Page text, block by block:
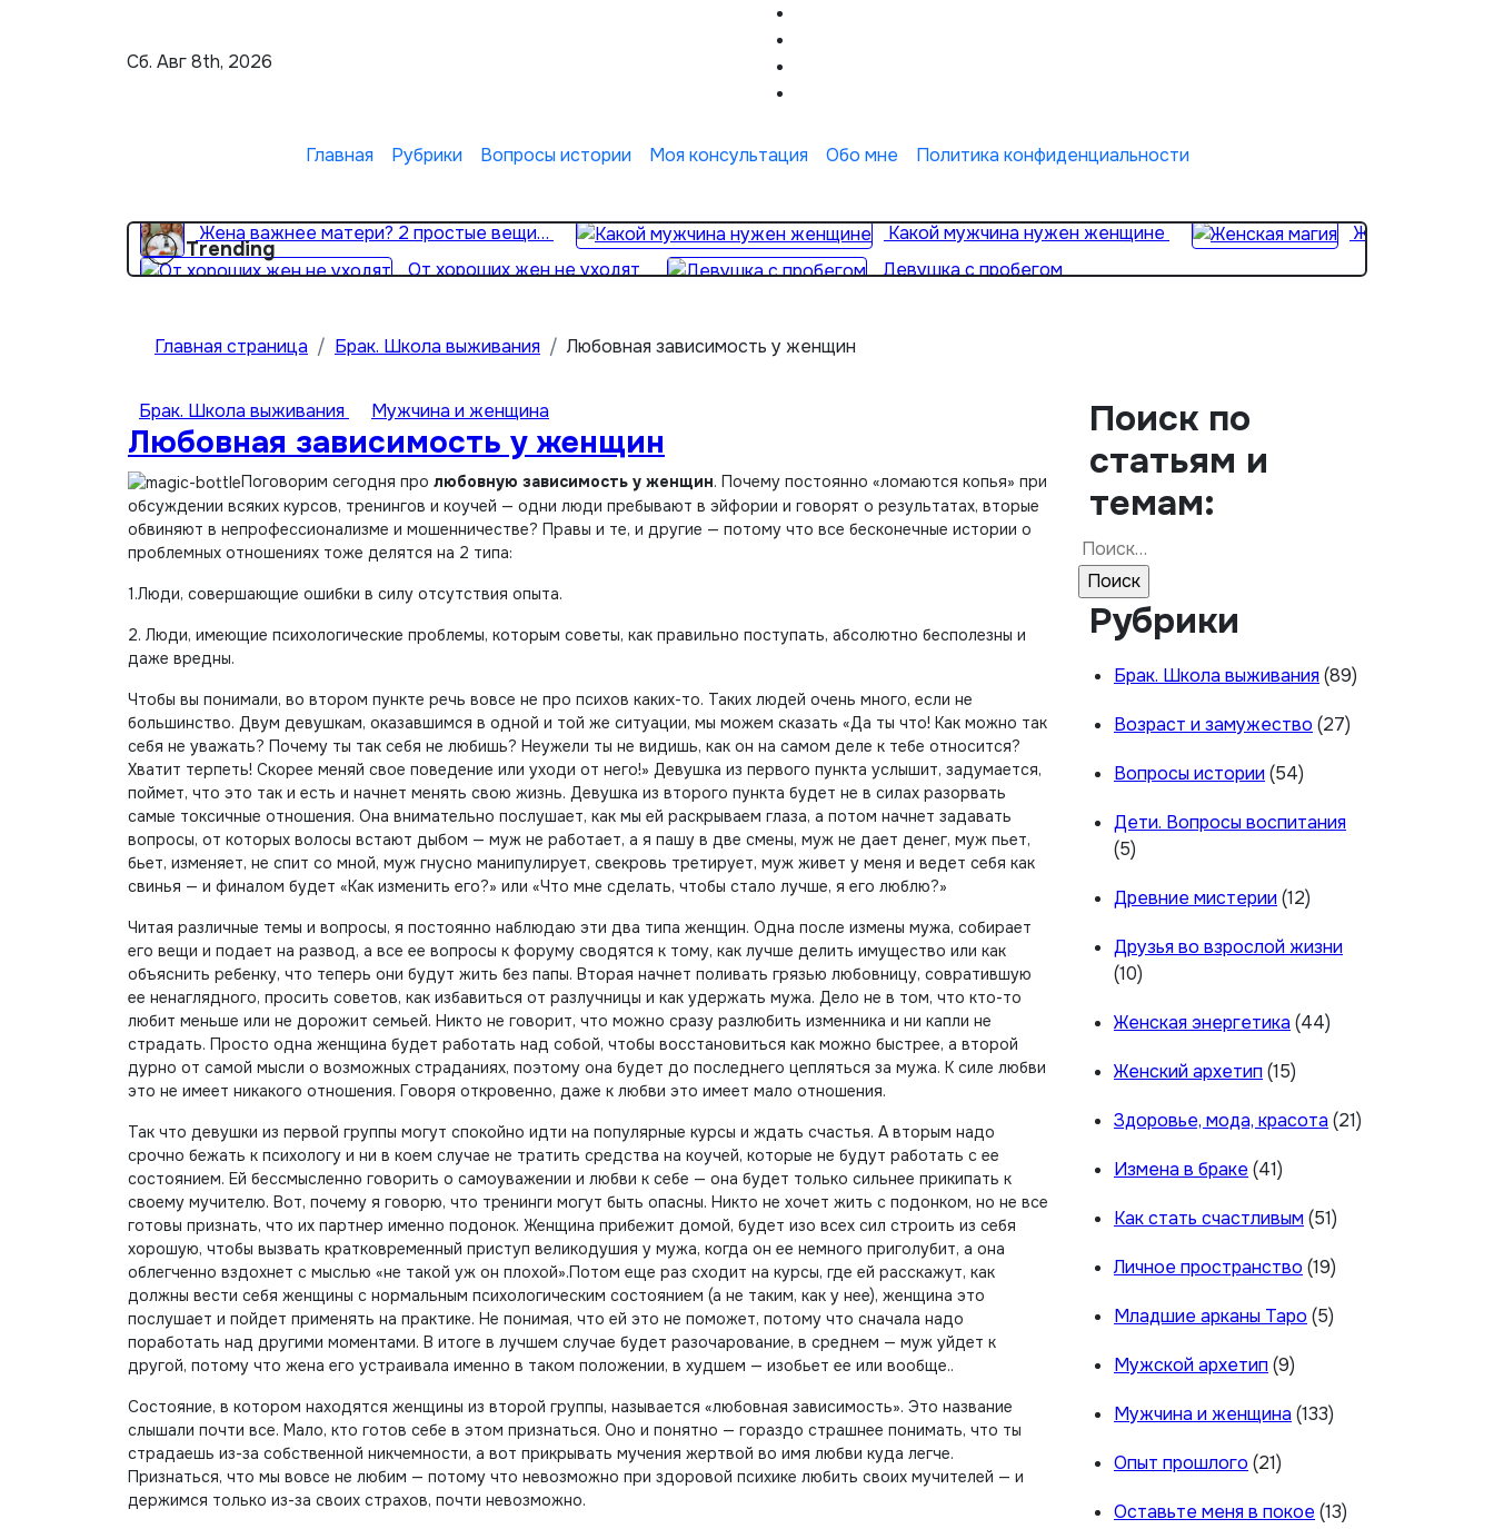
Сб. Авг 8th, 2026
Главная Рубрики Вопросы истории Моя консультация Обо мне Политика конфиденциальности
Trending
Жена важнее матери? 2 простые вещи… Какой мужчина нужен женщине
Женская магия
От хороших жен не уходят
Девушка с пробегом
Главная страница Брак. Школа выживания Любовная зависимость у женщин
Брак. Школа выживания Мужчина и женщина
Любовная зависимость у женщин
Поговорим сегодня про любовную зависимость у женщин. Почему постоянно «ломаются копья» при
обсуждении всяких курсов, тренингов и коучей — одни люди пребывают в эйфории и говорят о результатах, вторые
обвиняют в непрофессионализме и мошенничестве? Правы и те, и другие — потому что все бесконечные истории о
проблемных отношениях тоже делятся на 2 типа:
1.Люди, совершающие ошибки в силу отсутствия опыта.
2. Люди, имеющие психологические проблемы, которым советы, как правильно поступать, абсолютно бесполезны и
даже вредны.
Чтобы вы понимали, во втором пункте речь вовсе не про психов каких-то. Таких людей очень много, если не
большинство. Двум девушкам, оказавшимся в одной и той же ситуации, мы можем сказать «Да ты что! Как можно так
себя не уважать? Почему ты так себя не любишь? Неужели ты не видишь, как он на самом деле к тебе относится?
Хватит терпеть! Скорее меняй свое поведение или уходи от него!» Девушка из первого пункта услышит, задумается,
поймет, что это так и есть и начнет менять свою жизнь. Девушка из второго пункта будет не в силах разорвать
самые токсичные отношения. Она внимательно послушает, как мы ей раскрываем глаза, а потом начнет задавать
вопросы, от которых волосы встают дыбом — муж не работает, а я пашу в две смены, муж не дает денег, муж пьет,
бьет, изменяет, не спит со мной, муж гнусно манипулирует, свекровь третирует, муж живет у меня и ведет себя как
свинья — и финалом будет «Как изменить его?» или «Что мне сделать, чтобы стало лучше, я его люблю?»
Читая различные темы и вопросы, я постоянно наблюдаю эти два типа женщин. Одна после измены мужа, собирает
его вещи и подает на развод, а все ее вопросы к форуму сводятся к тому, как лучше делить имущество или как
объяснить ребенку, что теперь они будут жить без папы. Вторая начнет поливать грязью любовницу, совратившую
ее ненаглядного, просить советов, как избавиться от разлучницы и как удержать мужа. Дело не в том, что кто-то
любит меньше или не дорожит семьей. Никто не говорит, что можно сразу разлюбить изменника и ни капли не
страдать. Просто одна женщина будет работать над собой, чтобы восстановиться как можно быстрее, а второй
дурно от самой мысли о возможных страданиях, поэтому она будет до последнего цепляться за мужа. К силе любви
это не имеет никакого отношения. Говоря откровенно, даже к любви это имеет мало отношения.
Так что девушки из первой группы могут спокойно идти на популярные курсы и ждать счастья. А вторым надо
срочно бежать к психологу и ни в коем случае не тратить средства на коучей, которые не будут работать с ее
состоянием. Ей бессмысленно говорить о самоуважении и любви к себе — она будет только сильнее прикипать к
своему мучителю. Вот, почему я говорю, что тренинги могут быть опасны. Никто не хочет жить с подонком, но не все
готовы признать, что их партнер именно подонок. Женщина прибежит домой, будет изо всех сил строить из себя
хорошую, чтобы вызвать кратковременный приступ великодушия у мужа, когда он ее немного приголубит, а она
облегченно вздохнет с мыслью «не такой уж он плохой».Потом еще раз сходит на курсы, где ей расскажут, как
должны вести себя женщины с нормальным психологическим состоянием (а не таким, как у нее), женщина это
послушает и пойдет применять на практике. Не понимая, что ей это не поможет, потому что сначала надо
поработать над другими моментами. В итоге в лучшем случае будет разочарование, в среднем — муж уйдет к
другой, потому что жена его устраивала именно в таком положении, в худшем — изобьет ее или вообще..
Состояние, в котором находятся женщины из второй группы, называется «любовная зависимость». Это название
слышали почти все. Мало, кто готов себе в этом признаться. Оно и понятно — гораздо страшнее понимать, что ты
страдаешь из-за собственной никчемности, а вот прикрывать мучения жертвой во имя любви куда легче.
Признаться, что мы вовсе не любим — потому что невозможно при здоровой психике любить своих мучителей — и
держимся только из-за своих страхов, почти невозможно.
Поиск по
статьям и
темам:
Найти:
Рубрики
Брак. Школа выживания (89)
Возраст и замужество (27)
Вопросы истории (54)
Дети. Вопросы воспитания
(5)
Древние мистерии (12)
Друзья во взрослой жизни
(10)
Женская энергетика (44)
Женский архетип (15)
Здоровье, мода, красота (21)
Измена в браке (41)
Как стать счастливым (51)
Личное пространство (19)
Младшие арканы Таро (5)
Мужской архетип (9)
Мужчина и женщина (133)
Опыт прошлого (21)
Оставьте меня в покое (13)